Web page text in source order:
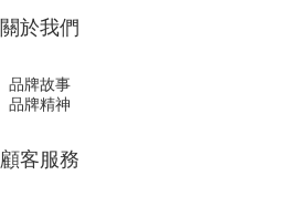
關於我們
品牌故事
品牌精神
顧客服務